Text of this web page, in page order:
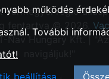
vármegyei régió
fentartva © 2026.
Nav Hungary Kft. |
működés
További
beállítása